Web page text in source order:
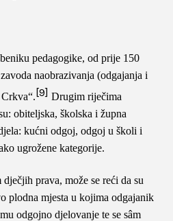
pedagogike, od prije 150
naobrazivanja (odgajanja i
[9] Drugim riječima
obiteljska, školska i župna
kućni odgoj, odgoj u školi i
ugrožene kategorije.
prava, može se reći da su
plodna mjesta u kojima odgajanik
odgojno djelovanje te se sâm